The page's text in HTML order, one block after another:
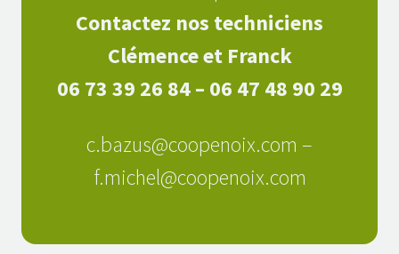
Contactez nos techniciens
Clémence et Franck
06 73 39 26 84– 06 47 48 90 29
c.bazus@coopenoix.com –
f.michel@coopenoix.com